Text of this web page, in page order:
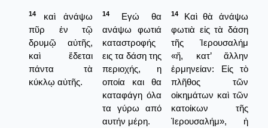
14
καὶ ἀνάψω
πῦρ ἐν τῷ
δρυμῷ αὐτῆς,
καὶ ἔδεται
πάντα τὰ
κύκλῳ αὐτῆς.
14
Εγώ θα
ανάψω φωτιά
καταστροφής
εις τα δάση της
περιοχής, η
οποία και θα
καταφάγη όλα
τα γύρω από
αυτήν μέρη.
14
Καὶ θὰ ἀνάψω
φωτιὰ εἰς τὰ δάση
τῆς Ἱερουσαλήμ
«ἤ, κατ’ ἄλλην
ἑρμηνείαν: Εἰς τὸ
πλῆθος τῶν
οἰκημάτων καὶ τῶν
κατοίκων τῆς
Ἱερουσαλήμ», ἡ